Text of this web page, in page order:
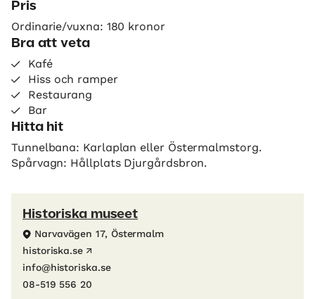
Pris
Ordinarie/vuxna: 180 kronor
Bra att veta
Kafé
Hiss och ramper
Restaurang
Bar
Hitta hit
Tunnelbana: Karlaplan eller Östermalmstorg.
Spårvagn: Hållplats Djurgårdsbron.
Historiska museet
Narvavägen 17, Östermalm
historiska.se
info@historiska.se
08-519 556 20